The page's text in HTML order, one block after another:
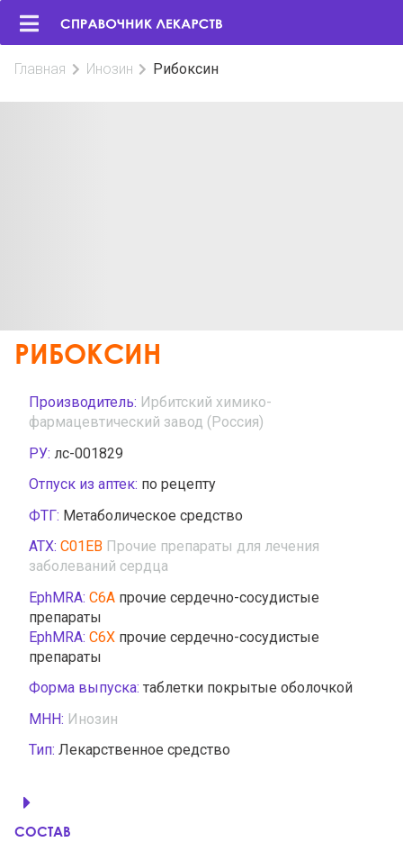
Главная Инозин Рибоксин
РИБОКСИН
Производитель: Ирбитский химико-
фармацевтический завод (Россия)
РУ: лс-001829
Отпуск из аптек: по рецепту
ФТГ: Метаболическое средство
АТХ: C01EB Прочие препараты для лечения
заболеваний сердца
EphMRA: C6A прочие сердечно-сосудистые
препараты
EphMRA: C6X прочие сердечно-сосудистые
препараты
Форма выпуска: таблетки покрытые оболочкой
МНН: Инозин
Тип: Лекарственное средство
СОСТАВ